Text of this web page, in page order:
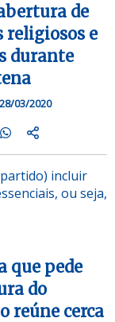
de
religiosos e
durante
28/03/2020
incluir
ou seja,
que pede
do
reúne cerca